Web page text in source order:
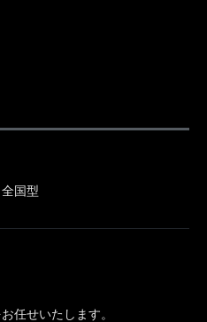
国型
任せいたします。